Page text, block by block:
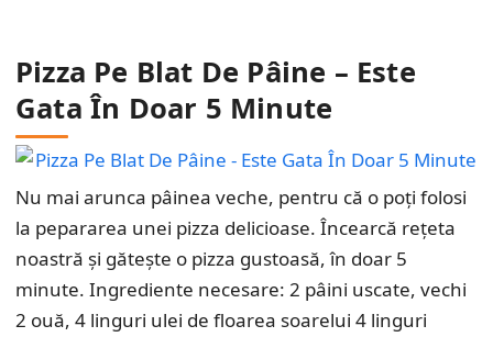
Pizza Pe Blat De Pâine – Este
Gata În Doar 5 Minute
Nu mai arunca pâinea veche, pentru că o poți folosi
la pepararea unei pizza delicioase. Încearcă rețeta
noastră și gătește o pizza gustoasă, în doar 5
minute. Ingrediente necesare: 2 pâini uscate, vechi
2 ouă, 4 linguri ulei de floarea soarelui 4 linguri